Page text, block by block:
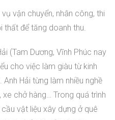
vận chuyển, nhân công, thi
thất để tăng doanh thu.
(Tam Dương, Vĩnh Phúc nay
cho việc làm giàu từ kinh
Hải từng làm nhiều nghề
xe chở hàng… Trong quá trình
cầu vật liệu xây dựng ở quê